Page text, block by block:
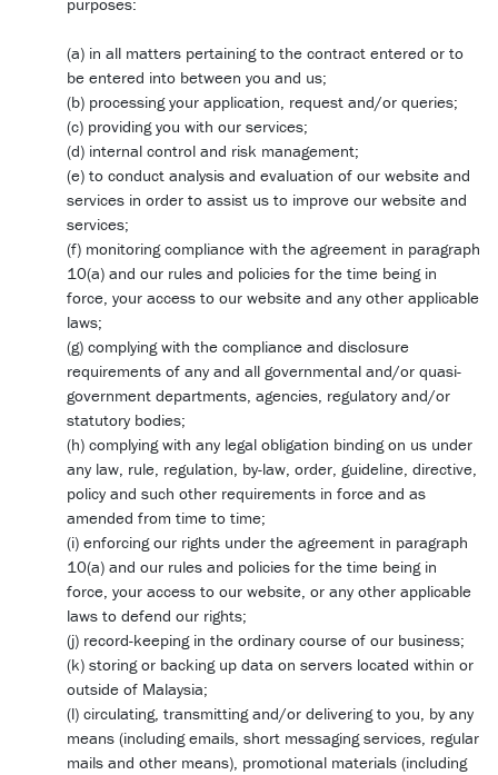
(a) in all matters pertaining to the contract entered or to
be entered into between you and us;
(b) processing your application, request and/or queries;
(c) providing you with our services;
(d) internal control and risk management;
(e) to conduct analysis and evaluation of our website and
services in order to assist us to improve our website and
services;
(f) monitoring compliance with the agreement in paragraph
10(a) and our rules and policies for the time being in
force, your access to our website and any other applicable
laws;
(g) complying with the compliance and disclosure
requirements of any and all governmental and/or quasi-
government departments, agencies, regulatory and/or
statutory bodies;
(h) complying with any legal obligation binding on us under
any law, rule, regulation, by-law, order, guideline, directive,
policy and such other requirements in force and as
amended from time to time;
(i) enforcing our rights under the agreement in paragraph
10(a) and our rules and policies for the time being in
force, your access to our website, or any other applicable
laws to defend our rights;
(j) record-keeping in the ordinary course of our business;
(k) storing or backing up data on servers located within or
outside of Malaysia;
(l) circulating, transmitting and/or delivering to you, by any
means (including emails, short messaging services, regular
mails and other means), promotional materials (including